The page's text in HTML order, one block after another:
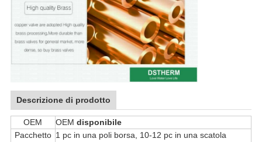
Descrizione di prodotto
OEM OEM disponibile
Pacchetto 1 pc in una poli borsa, 10-12 pc in una scatola